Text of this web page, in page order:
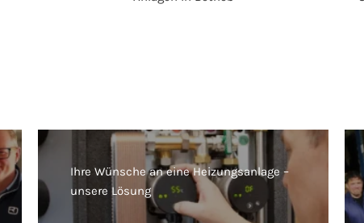
Ihre Wünsche an eine Heizungsanlage –
unsere Lösung